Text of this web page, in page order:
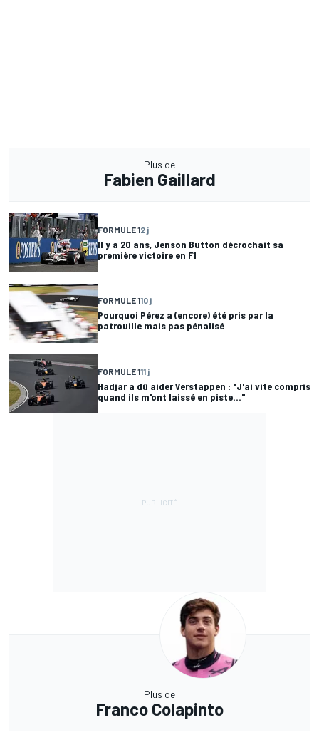
Plus de
Fabien Gaillard
FORMULE 12 j
Il y a 20 ans, Jenson Button décrochait sa
première victoire en F1
FORMULE 110 j
Pourquoi Pérez a (encore) été pris par la
patrouille mais pas pénalisé
FORMULE 111 j
Hadjar a dû aider Verstappen : "J'ai vite compris
quand ils m'ont laissé en piste..."
Plus de
Franco Colapinto